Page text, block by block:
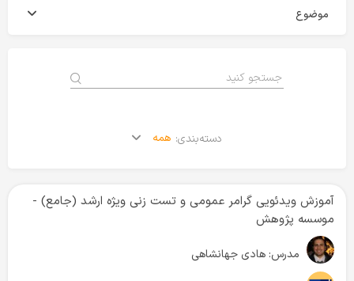
موضوع
دسته‌بندی: همه
آموزش ویدئویی گرامر عمومی و تست زنی ویژه ارشد (جامع) -
موسسه پژوهش
مدرس: هادی جهانشاهی